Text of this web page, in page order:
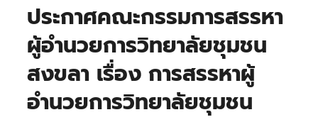
ประกาศคณะกรรมการสรรหา
ผู้อำนวยการวิทยาลัยชุมชน
สงขลา เรื่อง การสรรหาผู้
อำนวยการวิทยาลัยชุมชน